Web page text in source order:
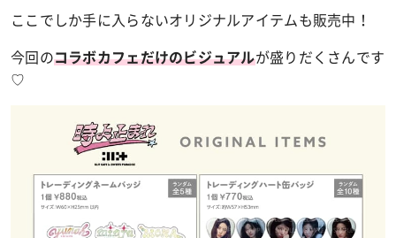
ここでしか手に入らないオリジナルアイテムも販売中！
今回のコラボカフェだけのビジュアルが盛りだくさんです
♡